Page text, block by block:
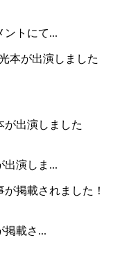
ントにて...
出演しま...
掲載さ...